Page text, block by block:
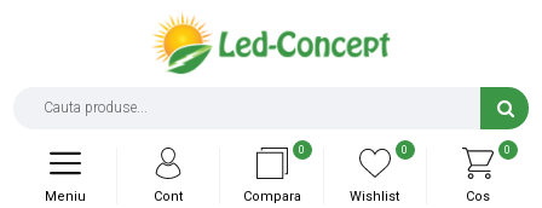
0
Cos
0
Wishlist
0
Compara
Cont
Meniu